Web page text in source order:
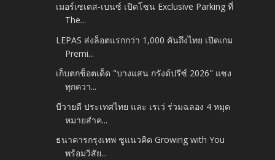
เมอร์เซเดส-เบนซ์ เปิดโซน Exclusive Parking ที่
The...
LEPAS ส่งล็อตแรกกว่า 1,000 คันถึงไทย เปิดเกม
Premi...
เก็บตกช็อตเด็ด "บางแสน กรังด์ปรีซ์ 2026" แซง
ทุกควา...
บีวายดี ประเทศไทย และ เรเว่ ร่วมฉลอง 4 หมุด
หมายสำค...
ธนาคารกรุงเทพ ชูแนวคิด Growing with You
พร้อมวิสัย...